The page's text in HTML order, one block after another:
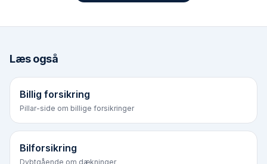
Læs også
Billig forsikring
Pillar-side om billige forsikringer
Bilforsikring
Dybtgående om dækninger